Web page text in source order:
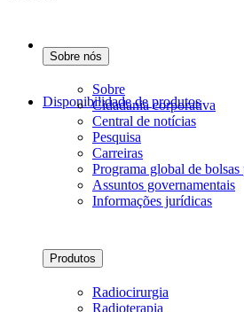
Disponibilidade de produtos
Sobre nós
Sobre
Cidadania corporativa
Central de notícias
Pesquisa
Carreiras
Programa global de bolsas
Assuntos governamentais
Informações jurídicas
Produtos
Radiocirurgia
Radioterapia